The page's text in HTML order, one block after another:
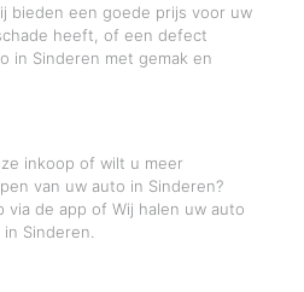
bieden een goede prijs voor uw
heeft, of een defect
in Sinderen met gemak en
inkoop of wilt u meer
van uw auto in Sinderen?
via de app of Wij halen uw auto
Sinderen.